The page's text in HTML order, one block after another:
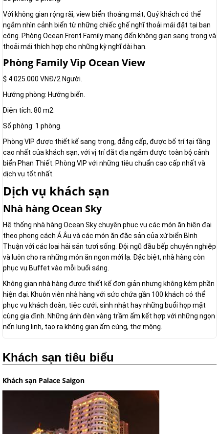
Với không gian rộng rãi, view biển thoáng mát, Quý khách có thể
ngắm nhìn cảnh biển từ những chiếc ghế nghĩ thoải mái đặt tại ban
công. Phòng Ocean Front Family mang đến không gian sang trọng và
thoải mái thích hợp cho những kỳ nghĩ dài hạn.
Phòng Family Vip Ocean View
$ 4.025.000 VNĐ/2 Người.
Hướng phòng: Hướng biển.
Diện tích: 80 m2.
Số phòng: 1 phòng.
Phòng VIP được thiết kế sang trọng, đẳng cấp, được bố trí tại tầng
cao nhất của khách sạn, với vị trí đắt địa ngắm được toàn bộ cảnh
biển Phan Thiết. Phòng VIP với những tiêu chuẩn cao cấp nhất và
dịch vụ tốt nhất.
Dịch vụ khách sạn
Nhà hàng Ocean Sky
Hệ thống nhà hàng Ocean Sky chuyên phục vụ các món ăn hiện đại
theo phong cách Á Âu và các món ăn đặc sản của xứ biển Bình
Thuận với các loại hải sản tươi sống. Đội ngũ đầu bếp chuyên nghiệp
và luôn cho ra những món ăn ngon mới lạ. Đặc biệt, nhà hàng còn
phục vụ Buffet vào mỗi buổi sáng.
Không gian nhà hàng được thiết kế đơn giản nhưng không kém phần
hiện đại. Khuôn viên nhà hàng với sức chứa gần 100 khách có thể
phục vụ khách đoàn, tiệc cưới, sinh nhật hay những buổi họp mặt
cùng gia đình. Những ánh đèn vàng trầm ấm kết hợp với những ngọn
nến lung linh, tạo ra không gian ấm cúng, thơ mộng.
Khách sạn tiêu biểu
Khách sạn Palace Saigon